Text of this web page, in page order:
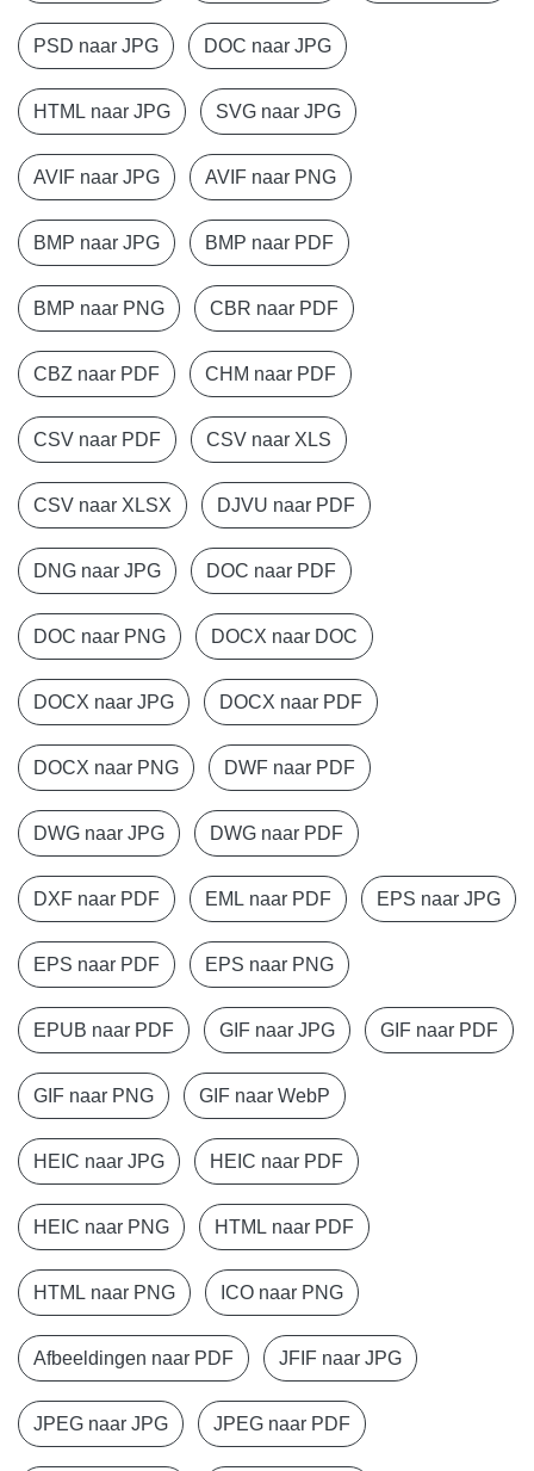
PSD naar JPG DOC naar JPG
HTML naar JPG SVG naar JPG
AVIF naar JPG AVIF naar PNG
BMP naar JPG BMP naar PDF
BMP naar PNG CBR naar PDF
CBZ naar PDF CHM naar PDF
CSV naar PDF CSV naar XLS
CSV naar XLSX DJVU naar PDF
DNG naar JPG DOC naar PDF
DOC naar PNG DOCX naar DOC
DOCX naar JPG DOCX naar PDF
DOCX naar PNG DWF naar PDF
DWG naar JPG DWG naar PDF
DXF naar PDF EML naar PDF EPS naar JPG
EPS naar PDF EPS naar PNG
EPUB naar PDF GIF naar JPG GIF naar PDF
GIF naar PNG GIF naar WebP
HEIC naar JPG HEIC naar PDF
HEIC naar PNG HTML naar PDF
HTML naar PNG ICO naar PNG
Afbeeldingen naar PDF JFIF naar JPG
JPEG naar JPG JPEG naar PDF